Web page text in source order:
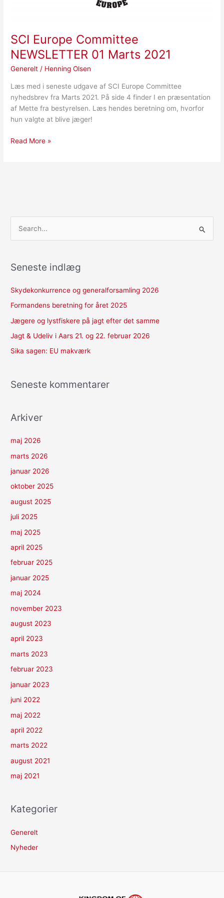
SCI Europe Committee
NEWSLETTER 01 Marts 2021
Generelt / Henning Olsen
Læs med i seneste udgave af SCI Europe Committee
nyhedsbrev fra Marts 2021. På side 4 finder I en præsentation
af Mette fra bestyrelsen. Læs hendes beretning om, hvorfor
hun valgte at blive jæger!
Read More »
e
r
:
Seneste indlæg
Skydekonkurrence og generalforsamling 2026
Formandens beretning for året 2025
Jægere og lystfiskere på jagt efter det samme
Jagt & Udeliv i Aars 21. og 22. februar 2026
Sika sagen: EU makværk
Seneste kommentarer
Arkiver
maj 2026
marts 2026
januar 2026
oktober 2025
august 2025
juli 2025
maj 2025
april 2025
februar 2025
januar 2025
maj 2024
november 2023
august 2023
april 2023
marts 2023
februar 2023
januar 2023
juni 2022
maj 2022
april 2022
marts 2022
august 2021
maj 2021
Kategorier
Generelt
Nyheder